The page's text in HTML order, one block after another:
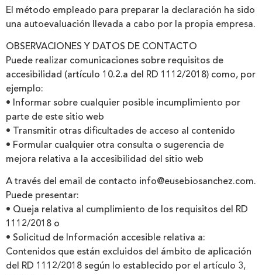
El método empleado para preparar la declaración ha sido
una autoevaluación llevada a cabo por la propia empresa.
OBSERVACIONES Y DATOS DE CONTACTO
Puede realizar comunicaciones sobre requisitos de
accesibilidad (artículo 10.2.a del RD 1112/2018) como, por
ejemplo:
• Informar sobre cualquier posible incumplimiento por
parte de este sitio web
• Transmitir otras dificultades de acceso al contenido
• Formular cualquier otra consulta o sugerencia de
mejora relativa a la accesibilidad del sitio web
A través del email de contacto info@eusebiosanchez.com.
Puede presentar:
• Queja relativa al cumplimiento de los requisitos del RD
1112/2018 o
• Solicitud de Información accesible relativa a:
Contenidos que están excluidos del ámbito de aplicación
del RD 1112/2018 según lo establecido por el artículo 3,